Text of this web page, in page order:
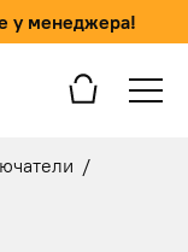
у менеджера!
/